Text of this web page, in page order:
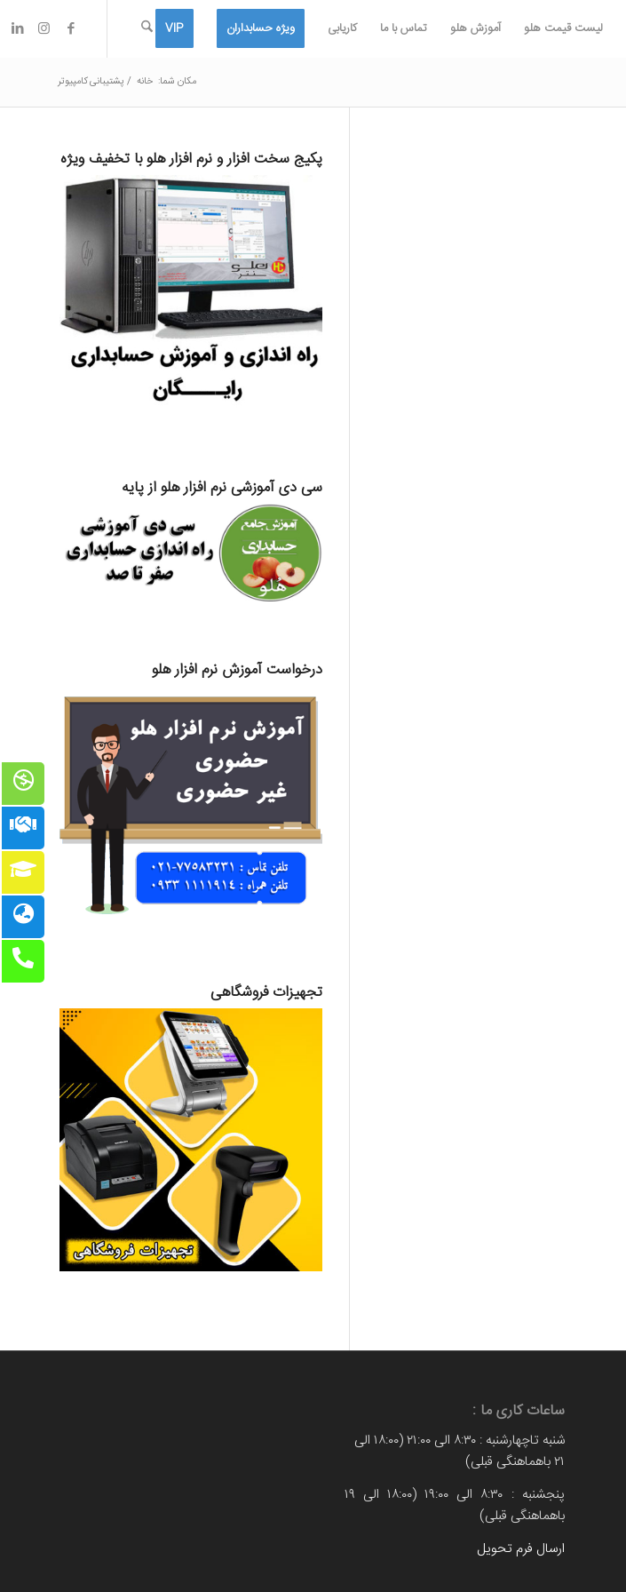
لیست قیمت هلو آموزش هلو تماس با ما کاریابی ویژه حسابداران VIP
مکان شما: خانه / پشتیبانی کامپیوتر
پکیج سخت افزار و نرم افزار هلو با تخفیف ویژه
سی دی آموزشی نرم افزار هلو از پایه
درخواست آموزش نرم افزار هلو
تجهیزات فروشگاهی
ساعات کاری ما :
شنبه تاچهارشنبه : ۸:۳۰ الی ۲۱:۰۰ (۱۸:۰۰ الی
۲۱ باهماهنگی قبلی)
پنجشنبه : ۸:۳۰ الی ۱۹:۰۰ (۱۸:۰۰ الی ۱۹
باهماهنگی قبلی)
ارسال فرم تحویل